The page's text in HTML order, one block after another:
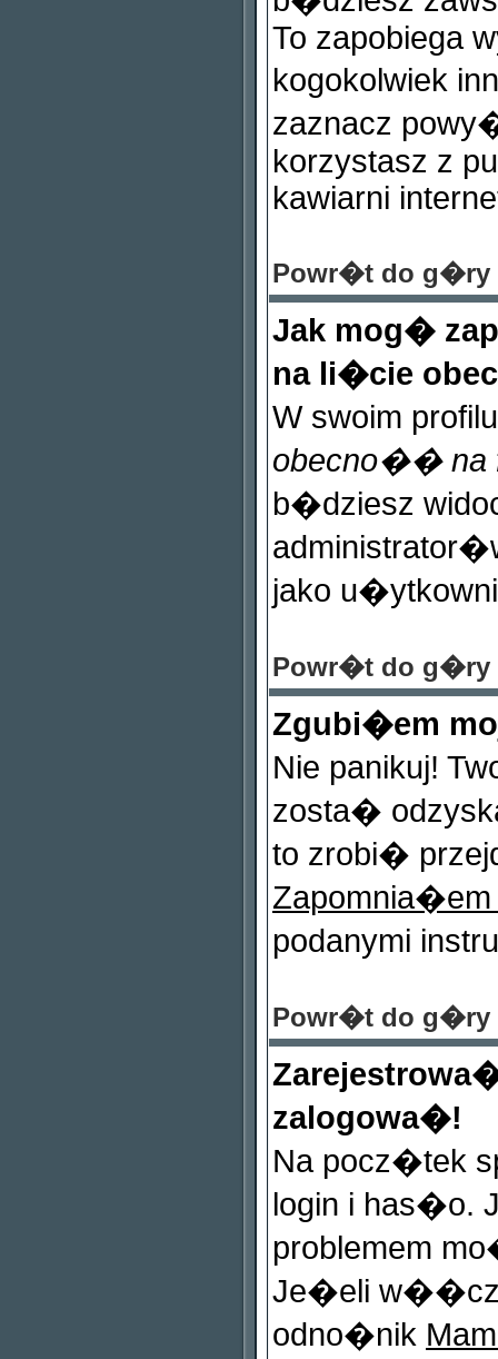
To zapobiega
kogokolwiek
zaznacz
korzystasz z
kawiarni
Powr�t do g�ry
Jak mog�
na li�cie
W swoim
obecno�� na
b�dziesz
jako
Powr�t do g�ry
Zgubi�em
Nie panikuj!
zosta�
to zrobi�
podanymi
Powr�t do g�ry
zalogowa�!
Na pocz�tek
login i has�o.
problemem
Je�eli
odno�nik